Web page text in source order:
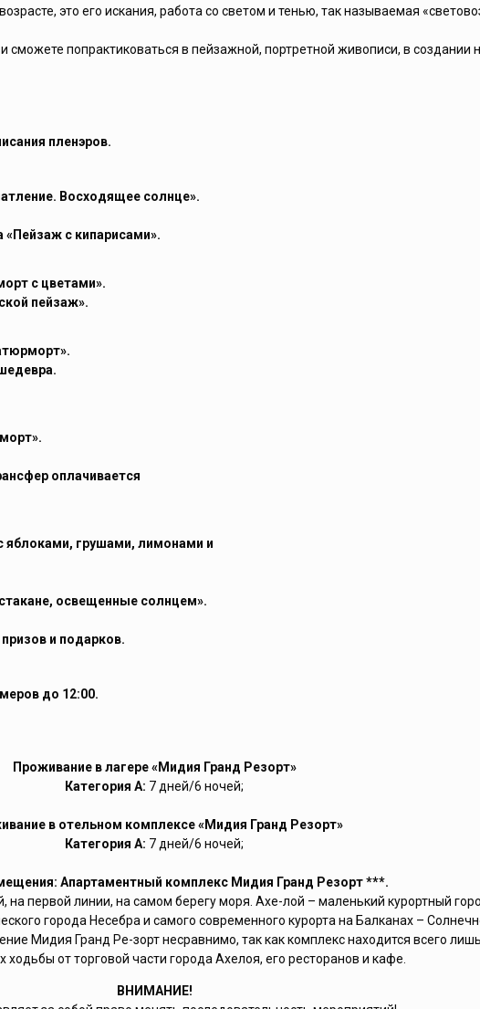
это его искания, работа со светом и тенью, так называемая
попрактиковаться в пейзажной, портретной живописи, в создании
пленэров.
Восходящее солнце».
«Пейзаж с кипарисами».
с цветами».
пейзаж».
оплачивается
яблоками, грушами, лимонами и
освещенные солнцем».
и подарков.
до 12:00.
Проживание в лагере «Мидия Гранд Резорт»
Категория А: 7 дней/6 ночей;
в отельном комплексе «Мидия Гранд Резорт»
Категория А: 7 дней/6 ночей;
Апартаментный комплекс Мидия Гранд Резорт ***.
на первой линии, на самом берегу моря. Ахе-лой – маленький курортный
города Несебра и самого современного курорта на Балканах –
Мидия Гранд Ре-зорт несравнимо, так как комплекс находится всего
ходьбы от торговой части города Ахелоя, его ресторанов и кафе.
ВНИМАНИЕ!